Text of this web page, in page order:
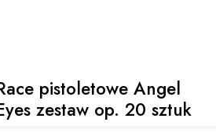
pistoletowe Angel
zestaw op. 20 sztuk